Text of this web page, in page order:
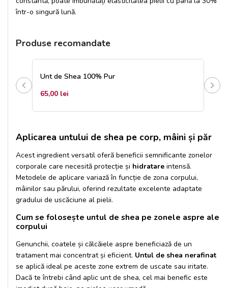
într-o singură lună.
Produse recomandate
Unt de Shea 100% Pur
65,00 lei
Aplicarea untului de shea pe corp, mâini și păr
Acest ingredient versatil oferă beneficii semnificante zonelor
corporale care necesită protecție și hidratare intensă.
Metodele de aplicare variază în funcție de zona corpului,
mâinilor sau părului, oferind rezultate excelente adaptate
gradului de uscăciune al pielii.
Cum se folosește untul de shea pe zonele aspre ale
corpului
Genunchii, coatele și călcăiele aspre beneficiază de un
tratament mai concentrat și eficient. Untul de shea nerafinat
se aplică ideal pe aceste zone extrem de uscate sau iritate.
Dacă te întrebi când aplic unt de shea, cel mai benefic este